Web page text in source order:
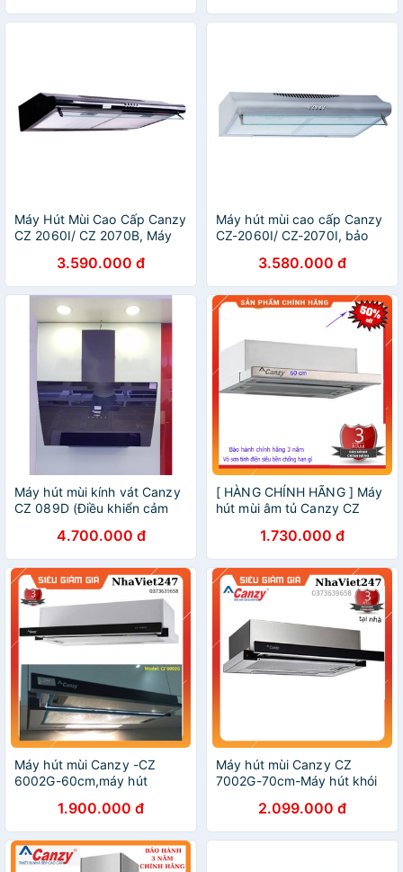
Máy Hút Mùi Cao Cấp Canzy
CZ 2060I/ CZ 2070B, Máy
chính hãng 02 năm
3.590.000 đ
Máy hút mùi cao cấp Canzy
CZ-2060I/ CZ-2070I, bảo
3.580.000 đ
Máy hút mùi kính vát Canzy
CZ 089D (Điều khiển cảm
hút khỏe 1400m3/h, BH 3
Năm)
4.700.000 đ
[ HÀNG CHÍNH HÃNG ] Máy
hút mùi âm tủ Canzy CZ
1.730.000 đ
Máy hút mùi Canzy -CZ
6002G-60cm,máy hút
khoẻ,chạy êm,bền,đẹp,giá
rẻ-chính hãng-bh 36 tháng
1.900.000 đ
Máy hút mùi Canzy CZ
7002G-70cm-Máy hút khói
ming-máy tốt,khoẻ,êm,giá
rẻ-chính hãng-BH 36 Tháng
2.099.000 đ